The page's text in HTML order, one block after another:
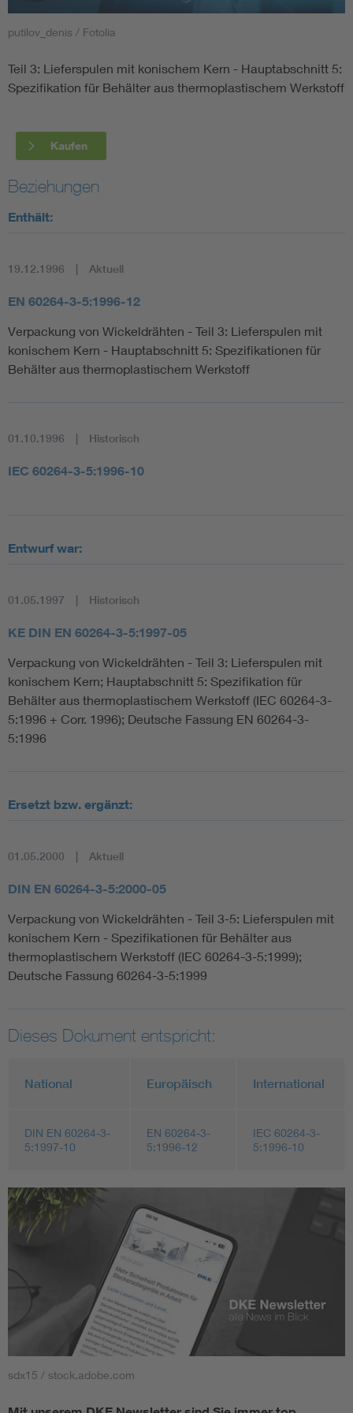
Smart Cities
DKE Fachinformationen im Kontext der Normung
Circular Economy für mehr Ressourceneffizienz
Elektrofachkraft (EFK)
putilov_denis / Fotolia
Teil 3: Lieferspulen mit konischem Kern - Hauptabschnitt 5:
Spezifikation für Behälter aus thermoplastischem Werkstoff
Kaufen
Beziehungen
Enthält:
19.12.1996 Aktuell
EN 60264-3-5:1996-12
Verpackung von Wickeldrähten - Teil 3: Lieferspulen mit
konischem Kern - Hauptabschnitt 5: Spezifikationen für
Behälter aus thermoplastischem Werkstoff
01.10.1996 Historisch
IEC 60264-3-5:1996-10
Entwurf war:
01.05.1997 Historisch
KE DIN EN 60264-3-5:1997-05
Verpackung von Wickeldrähten - Teil 3: Lieferspulen mit
konischem Kern; Hauptabschnitt 5: Spezifikation für
Behälter aus thermoplastischem Werkstoff (IEC 60264-3-
5:1996 + Corr. 1996); Deutsche Fassung EN 60264-3-
5:1996
Ersetzt bzw. ergänzt:
01.05.2000 Aktuell
DIN EN 60264-3-5:2000-05
Verpackung von Wickeldrähten - Teil 3-5: Lieferspulen mit
konischem Kern - Spezifikationen für Behälter aus
thermoplastischem Werkstoff (IEC 60264-3-5:1999);
Deutsche Fassung 60264-3-5:1999
Dieses Dokument entspricht:
National Europäisch International
DIN EN 60264-3-
5:1997-10
EN 60264-3-
5:1996-12
IEC 60264-3-
5:1996-10
sdx15 / stock.adobe.com